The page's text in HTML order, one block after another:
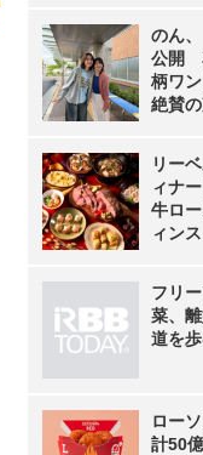
のん
公開
柄ワ
絶賛
リー
ィナ
牛ロ
ィン
フリ
菜、
道を
ロー
計50